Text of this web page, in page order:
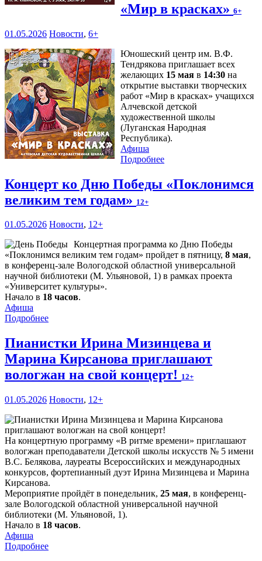
«Мир в красках» 6+
01.05.2026 Новости, 6+
Юношеский центр им. В.Ф.
Тендрякова приглашает всех
желающих 15 мая в 14:30 на
открытие выставки творческих
работ «Мир в красках» учащихся
Алчевской детской
художественной школы
(Луганская Народная
Республика).
Афиша
Подробнее
Концерт ко Дню Победы «Поклонимся
великим тем годам» 12+
01.05.2026 Новости, 12+
Концертная программа ко Дню Победы
«Поклонимся великим тем годам» пройдет в пятницу, 8 мая,
в конференц-зале Вологодской областной универсальной
научной библиотеки (М. Ульяновой, 1) в рамках проекта
«Университет культуры».
Начало в 18 часов.
Афиша
Подробнее
Пианистки Ирина Мизинцева и
Марина Кирсанова приглашают
вологжан на свой концерт! 12+
01.05.2026 Новости, 12+
На концертную программу «В ритме времени» приглашают
вологжан преподаватели Детской школы искусств № 5 имени
В.С. Белякова, лауреаты Всероссийских и международных
конкурсов, фортепианный дуэт Ирина Мизинцева и Марина
Кирсанова.
Мероприятие пройдёт в понедельник, 25 мая, в конференц-
зале Вологодской областной универсальной научной
библиотеки (М. Ульяновой, 1).
Начало в 18 часов.
Афиша
Подробнее